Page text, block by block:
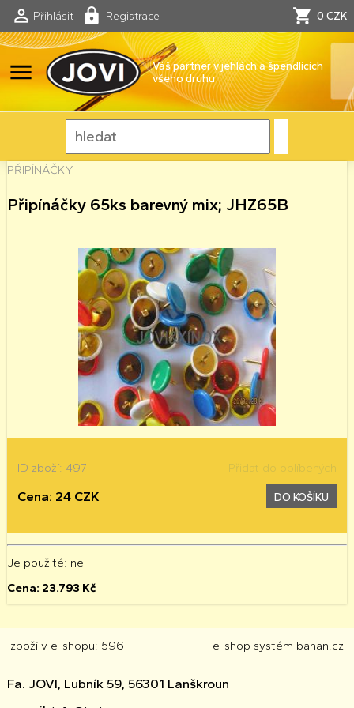
Přihlásit Registrace 0 CZK
menu
Váš partner v jehlách a špendlících
všeho druhu
PŘIPÍNÁČKY
Připínáčky 65ks barevný mix; JHZ65B
ID zboží: 497 Přidat do oblíbených
Cena: 24 CZK DO KOŠÍKU
Je použité: ne
Cena: 23.793 Kč
zboží v e-shopu: 596 e-shop systém banan.cz
Fa. JOVI, Lubník 59, 56301 Lanškroun